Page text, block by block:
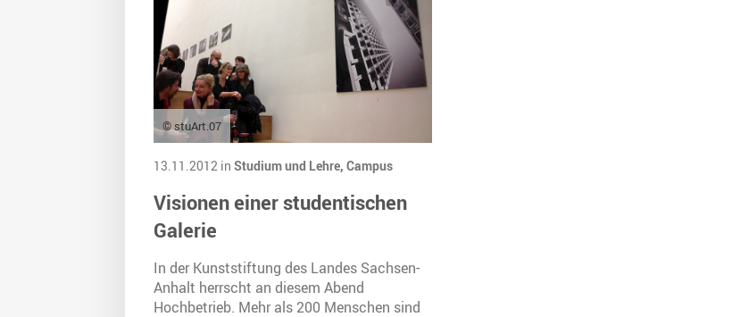
© stuArt.07
13.11.2012 in Studium und Lehre, Campus
Visionen einer studentischen
Galerie
In der Kunststiftung des Landes Sachsen-
Anhalt herrscht an diesem Abend
Hochbetrieb. Mehr als 200 Menschen sind